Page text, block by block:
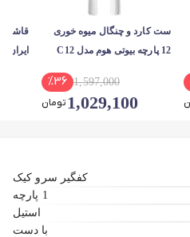
ست کارد و چنگال میوه خوری
12 پارچه بیوتی هوم مدل C12
1,597,000
%36
1,029,100تومان
قاشق
ایران
کفگیر سرو کیک
1 پارچه
استیل
با دست